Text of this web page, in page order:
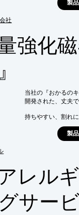
社
メッセージが伝わ
差別化&採用力ア
専用冷蔵庫、消耗
ご要望の際はお気
■健康経営の促進へ
■採用応募数アップ
※詳しくはPDFをダ
製
強化
当社の『おかるの
開発された、丈夫
持ちやすい、割れ
磁器本来の美しさ
■うつわの温度が変
■透光性が高く、美
製
レル
サー